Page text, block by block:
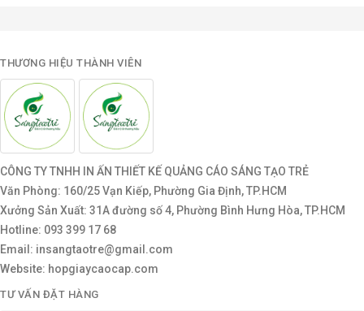
THƯƠNG HIỆU THÀNH VIÊN
CÔNG TY TNHH IN ẤN THIẾT KẾ QUẢNG CÁO SÁNG TẠO TRẺ
Văn Phòng: 160/25 Vạn Kiếp, Phường Gia Định, TP.HCM
Xưởng Sản Xuất: 31A đường số 4, Phường Bình Hưng Hòa, TP.HCM
Hotline: 093 399 17 68
Email: insangtaotre@gmail.com
Website: hopgiaycaocap.com
TƯ VẤN ĐẶT HÀNG